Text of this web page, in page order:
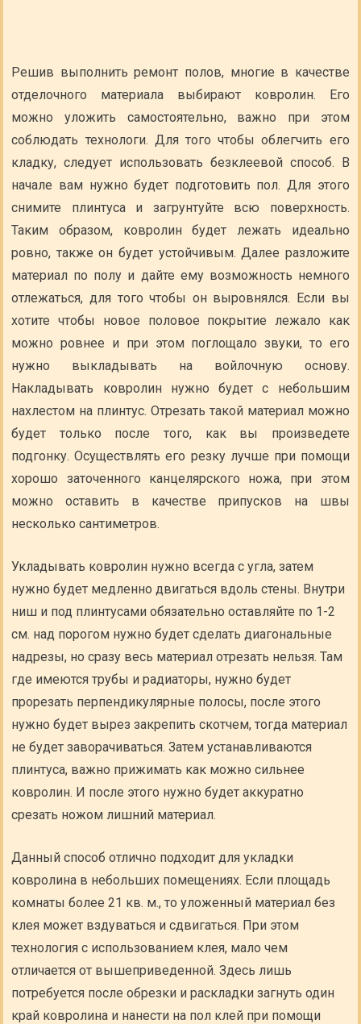
Решив выполнить ремонт полов, многие в качестве
отделочного материала выбирают ковролин. Его
можно уложить самостоятельно, важно при этом
соблюдать технологи. Для того чтобы облегчить его
кладку, следует использовать безклеевой способ. В
начале вам нужно будет подготовить пол. Для этого
снимите плинтуса и загрунтуйте всю поверхность.
Таким образом, ковролин будет лежать идеально
ровно, также он будет устойчивым. Далее разложите
материал по полу и дайте ему возможность немного
отлежаться, для того чтобы он выровнялся. Если вы
хотите чтобы новое половое покрытие лежало как
можно ровнее и при этом поглощало звуки, то его
нужно выкладывать на войлочную основу.
Накладывать ковролин нужно будет с небольшим
нахлестом на плинтус. Отрезать такой материал можно
будет только после того, как вы произведете
подгонку. Осуществлять его резку лучше при помощи
хорошо заточенного канцелярского ножа, при этом
можно оставить в качестве припусков на швы
несколько сантиметров.
Укладывать ковролин нужно всегда с угла, затем
нужно будет медленно двигаться вдоль стены. Внутри
ниш и под плинтусами обязательно оставляйте по 1-2
см. над порогом нужно будет сделать диагональные
надрезы, но сразу весь материал отрезать нельзя. Там
где имеются трубы и радиаторы, нужно будет
прорезать перпендикулярные полосы, после этого
нужно будет вырез закрепить скотчем, тогда материал
не будет заворачиваться. Затем устанавливаются
плинтуса, важно прижимать как можно сильнее
ковролин. И после этого нужно будет аккуратно
срезать ножом лишний материал.
Данный способ отлично подходит для укладки
ковролина в небольших помещениях. Если площадь
комнаты более 21 кв. м., то уложенный материал без
клея может вздуваться и сдвигаться. При этом
технология с использованием клея, мало чем
отличается от вышеприведенной. Здесь лишь
потребуется после обрезки и раскладки загнуть один
край ковролина и нанести на пол клей при помощи